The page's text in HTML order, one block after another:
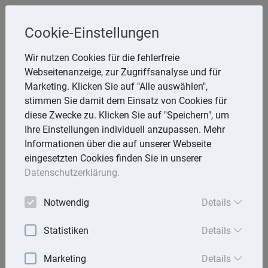
Melzer, StB
Storchsnest 6, 74535 Mainhardt
Telefon: 7903 7736
E-Mail:rathmann.melzer@t-online.de
Lexika
Volltext-Suche in den Lexika
Cookie-Einstellungen
Wir nutzen Cookies für die fehlerfreie
Webseitenanzeige, zur Zugriffsanalyse und für
Marketing. Klicken Sie auf "Alle auswählen",
stimmen Sie damit dem Einsatz von Cookies für
diese Zwecke zu. Klicken Sie auf "Speichern", um
Ihre Einstellungen individuell anzupassen. Mehr
Informationen über die auf unserer Webseite
eingesetzten Cookies finden Sie in unserer
Datenschutzerklärung.
Notwendig Details
Statistiken Details
Marketing Details